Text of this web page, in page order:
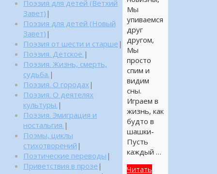
Мы
упиваемся
друг
другом,
Мы
просто
спим и
видим
сны.
Играем в
жизнь, как
будто в
шашки-
Пусть
каждый …
Читать
Поэзия для детей (Ветхий
Завет) |
Поэзия для детей (Новый
Завет) |
Поэзия от шести и старше |
Поэзия. Детское. |
Поэзия. Жизнь, смерть,
судьба. |
Поэзия. О городах |
Поэзия. О деятелях
культуры. |
Поэзия. Эмиграция и
ностальгия. |
Поэмы, циклы
стихотворений |
Поэтические переводы |
Приветствия в прозе |